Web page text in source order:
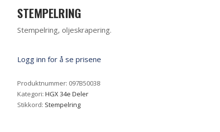
STEMPELRING
Stempelring, oljeskrapering.
Logg inn for å se prisene
Produktnummer: 097B50038
Kategori: HGX 34e Deler
Stikkord: Stempelring